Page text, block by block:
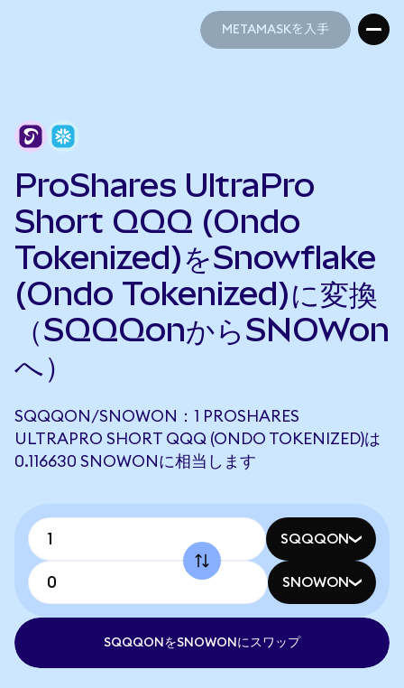
METAMASKを入手
ProShares UltraPro
Short QQQ (Ondo
Tokenized)をSnowflake
(Ondo Tokenized)に変換
（SQQQonからSNOWon
へ）
SQQQON/SNOWON：1 PROSHARES
ULTRAPRO SHORT QQQ (ONDO TOKENIZED)は
0.116630 SNOWONに相当します
SQQQON
SNOWON
SQQQONをSNOWONにスワップ